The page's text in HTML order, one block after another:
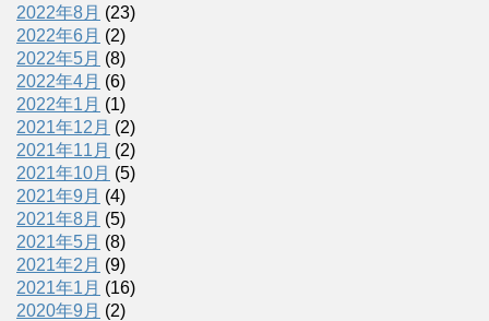
2022年8月 (23)
2022年6月 (2)
2022年5月 (8)
2022年4月 (6)
2022年1月 (1)
2021年12月 (2)
2021年11月 (2)
2021年10月 (5)
2021年9月 (4)
2021年8月 (5)
2021年5月 (8)
2021年2月 (9)
2021年1月 (16)
2020年9月 (2)